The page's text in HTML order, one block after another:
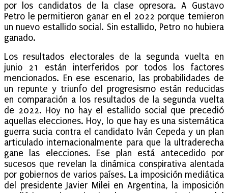
por los candidatos de la clase opresora. A Gustavo
Petro le permitieron ganar en el 2022 porque temieron
un nuevo estallido social. Sin estallido, Petro no hubiera
ganado.
Los resultados electorales de la segunda vuelta en
junio 21 están interferidos por todos los factores
mencionados. En ese escenario, las probabilidades de
un repunte y triunfo del progresismo están reducidas
en comparación a los resultados de la segunda vuelta
de 2022. Hoy no hay el estallido social que precedió
aquellas elecciones. Hoy, lo que hay es una sistemática
guerra sucia contra el candidato Iván Cepeda y un plan
articulado internacionalmente para que la ultraderecha
gane las elecciones. Ese plan está antecedido por
sucesos que revelan la dinámica conspirativa alentada
por gobiernos de varios países. La imposición mediática
del presidente Javier Milei en Argentina, la imposición